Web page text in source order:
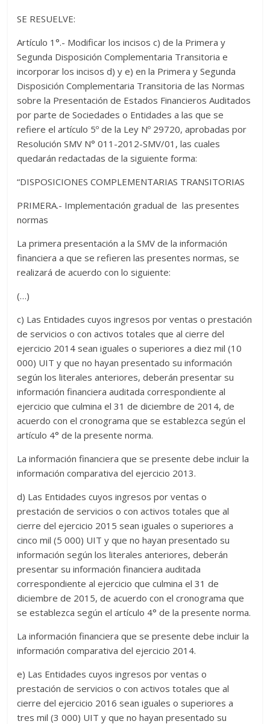
SE RESUELVE:
Artículo 1°.- Modificar los incisos c) de la Primera y
Segunda Disposición Complementaria Transitoria e
incorporar los incisos d) y e) en la Primera y Segunda
Disposición Complementaria Transitoria de las Normas
sobre la Presentación de Estados Financieros Auditados
por parte de Sociedades o Entidades a las que se
refiere el artículo 5º de la Ley Nº 29720, aprobadas por
Resolución SMV N° 011-2012-SMV/01, las cuales
quedarán redactadas de la siguiente forma:
“DISPOSICIONES COMPLEMENTARIAS TRANSITORIAS
PRIMERA.- Implementación gradual de las presentes
normas
La primera presentación a la SMV de la información
financiera a que se refieren las presentes normas, se
realizará de acuerdo con lo siguiente:
(…)
c) Las Entidades cuyos ingresos por ventas o prestación
de servicios o con activos totales que al cierre del
ejercicio 2014 sean iguales o superiores a diez mil (10
000) UIT y que no hayan presentado su información
según los literales anteriores, deberán presentar su
información financiera auditada correspondiente al
ejercicio que culmina el 31 de diciembre de 2014, de
acuerdo con el cronograma que se establezca según el
artículo 4° de la presente norma.
La información financiera que se presente debe incluir la
información comparativa del ejercicio 2013.
d) Las Entidades cuyos ingresos por ventas o
prestación de servicios o con activos totales que al
cierre del ejercicio 2015 sean iguales o superiores a
cinco mil (5 000) UIT y que no hayan presentado su
información según los literales anteriores, deberán
presentar su información financiera auditada
correspondiente al ejercicio que culmina el 31 de
diciembre de 2015, de acuerdo con el cronograma que
se establezca según el artículo 4° de la presente norma.
La información financiera que se presente debe incluir la
información comparativa del ejercicio 2014.
e) Las Entidades cuyos ingresos por ventas o
prestación de servicios o con activos totales que al
cierre del ejercicio 2016 sean iguales o superiores a
tres mil (3 000) UIT y que no hayan presentado su